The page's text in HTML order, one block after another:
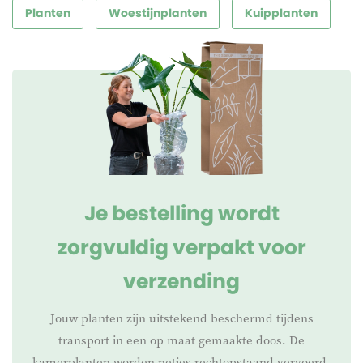
Levensduur Meerjarig
Planten Woestijnplanten Kuipplanten
Je bestelling wordt
zorgvuldig verpakt voor
verzending
Jouw planten zijn uitstekend beschermd tijdens
transport in een op maat gemaakte doos. De